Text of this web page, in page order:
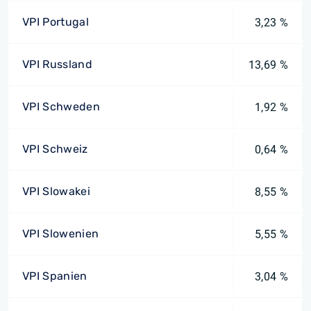
VPI Portugal 3,23 %
VPI Russland 13,69 %
VPI Schweden 1,92 %
VPI Schweiz 0,64 %
VPI Slowakei 8,55 %
VPI Slowenien 5,55 %
VPI Spanien 3,04 %